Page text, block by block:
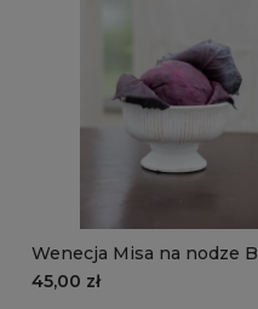
Wenecja Misa na nodze B
45,00 zł